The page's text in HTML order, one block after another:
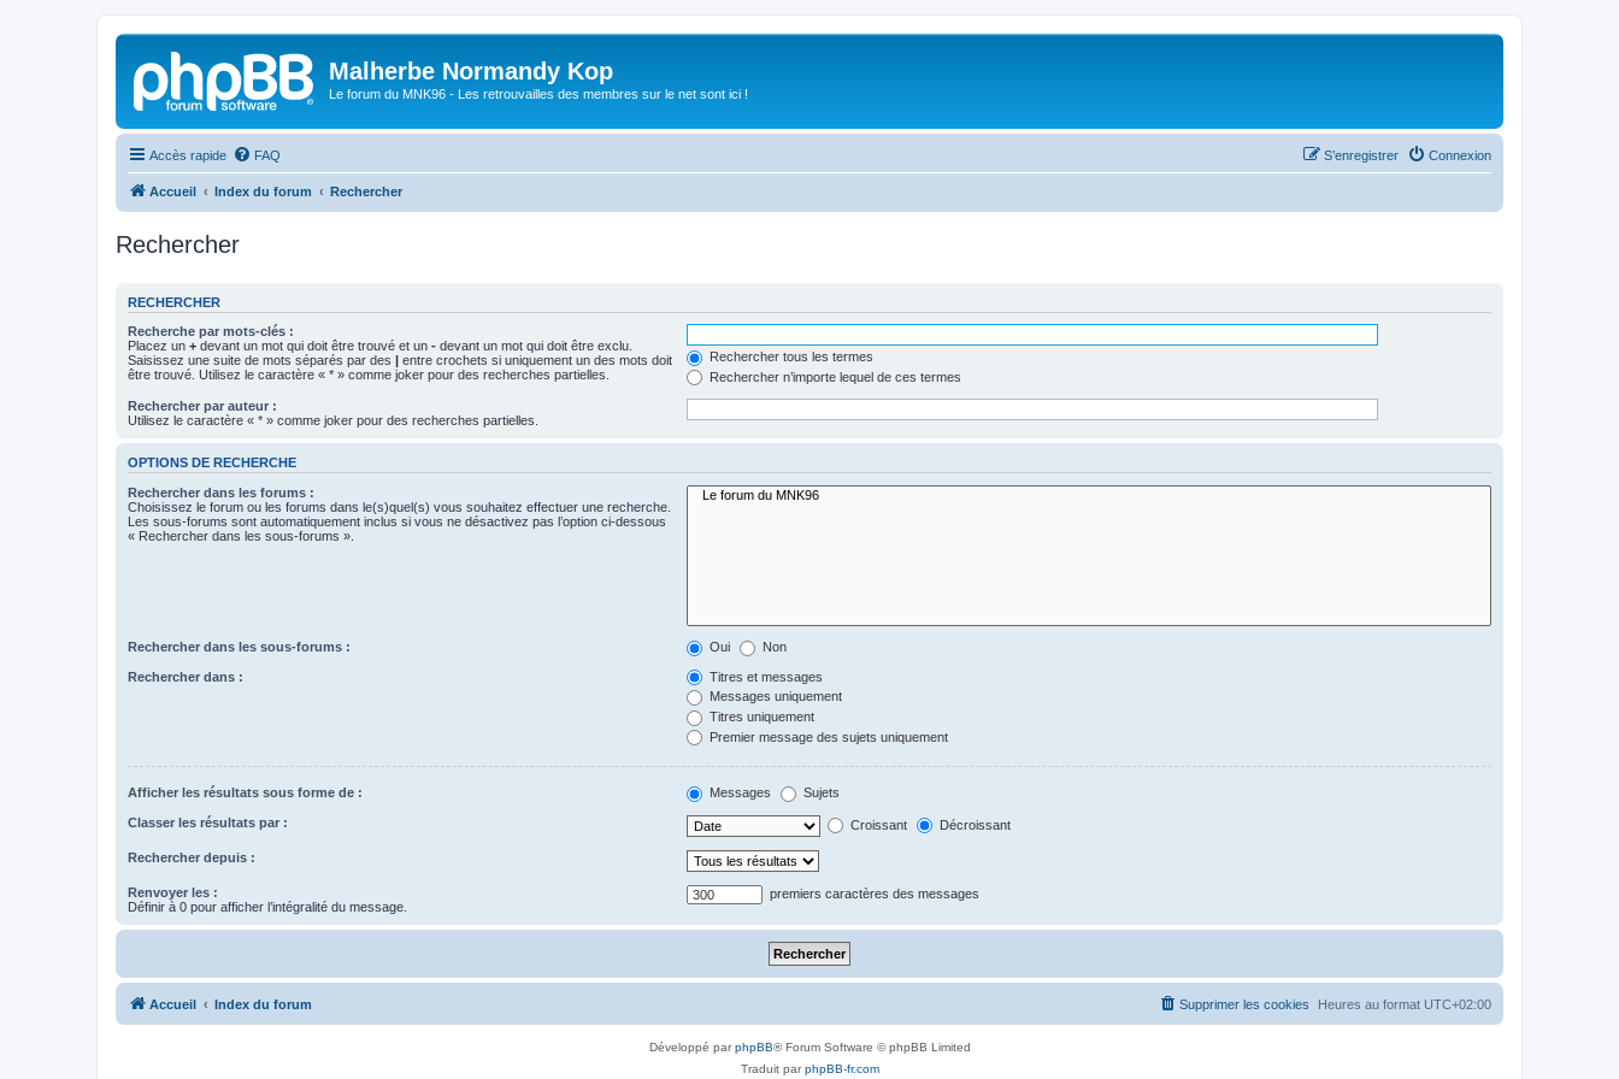
Malherbe Normandy Kop
Le forum du MNK96 - Les retrouvailles des membres sur le net sont ici !
Accès rapide FAQ Connexion
S’enregistrer
Accueil Index du forum Rechercher
Rechercher
RECHERCHER
Recherche par mots-clés :
Placez un + devant un mot qui doit être trouvé et un - devant un mot qui doit être exclu.
Saisissez une suite de mots séparés par des | entre crochets si uniquement un des mots doit
être trouvé. Utilisez le caractère « * » comme joker pour des recherches partielles.
Rechercher tous les termes
Rechercher n’importe lequel de ces termes
Rechercher par auteur :
Utilisez le caractère « * » comme joker pour des recherches partielles.
OPTIONS DE RECHERCHE
Rechercher dans les forums :
Choisissez le forum ou les forums dans le(s)quel(s) vous souhaitez effectuer une recherche.
Les sous-forums sont automatiquement inclus si vous ne désactivez pas l’option ci-dessous
« Rechercher dans les sous-forums ».
Rechercher dans les sous-forums : Oui Non
Rechercher dans :
Titres et messages
Messages uniquement
Titres uniquement
Premier message des sujets uniquement
Afficher les résultats sous forme de : Messages Sujets
Classer les résultats par : Croissant Décroissant
Rechercher depuis :
Renvoyer les :
Définir à 0 pour afficher l’intégralité du message.
premiers caractères des messages
Accueil Index du forum Heures au format UTC+02:00
Supprimer les cookies
Développé parphpBB® Forum Software © phpBB Limited
Traduit parphpBB-fr.com